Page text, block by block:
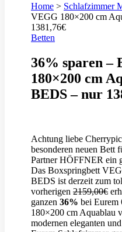
Home > Schlafzimmer
VEGG 180×200 cm
1381,76€
Betten
36% sparen –
180×200 cm
BEDS – nur
Achtung liebe
besonderen neuen Bett
Partner HÖFFNER ein
Das Boxspringbett
BEDS ist derzeit zum
vorherigen 2159,00€
ganzen 36% bei
180×200 cm Aquablau
modernen eleganten